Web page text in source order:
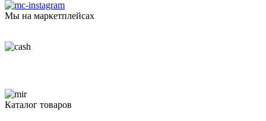
Мы на маркетплейсах
Каталог товаров